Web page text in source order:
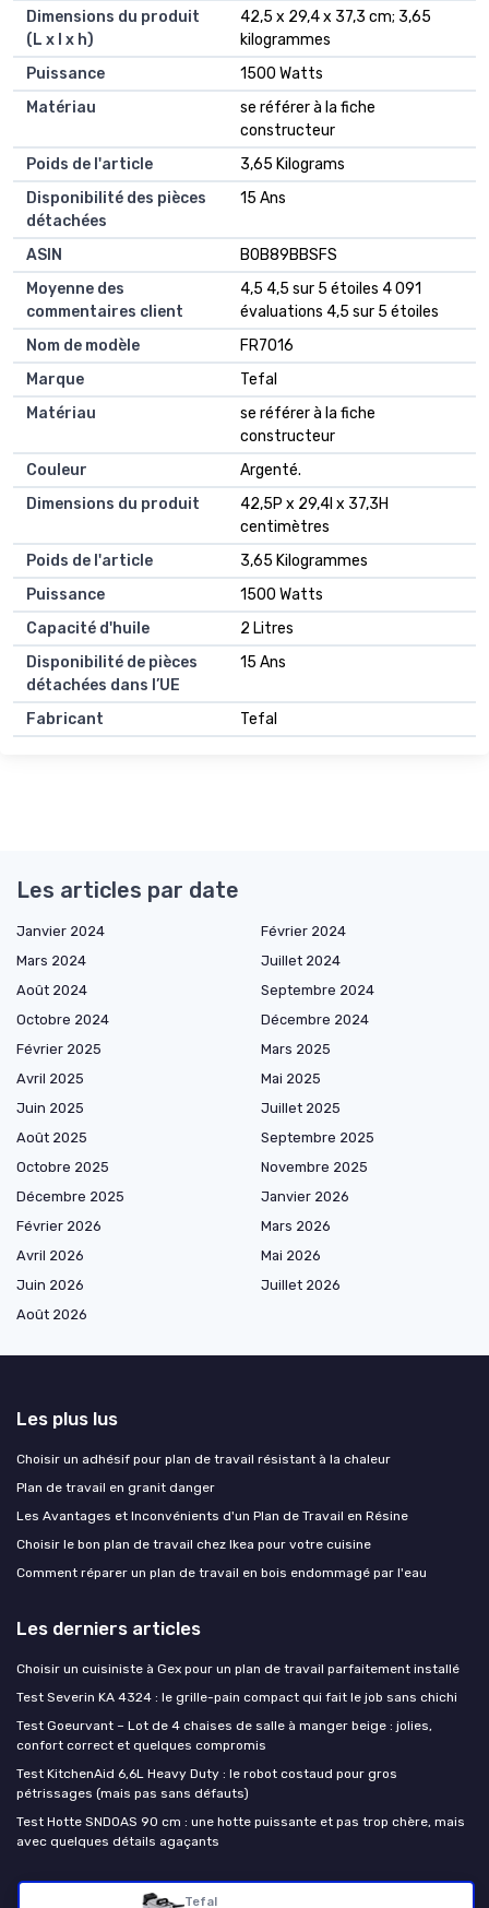
Dimensions du produit
(L x l x h)
‎42,5 x 29,4 x 37,3 cm; 3,65
kilogrammes
Puissance
‎1500 Watts
Matériau
‎se référer à la fiche
constructeur
Poids de l'article
‎3,65 Kilograms
Disponibilité des pièces
détachées
‎15 Ans
ASIN
B0B89BBSFS
Moyenne des
commentaires client
4,5 4,5 sur 5 étoiles 4 091
évaluations 4,5 sur 5 étoiles
Nom de modèle
FR7016
Marque
Tefal
Matériau
se référer à la fiche
constructeur
Couleur
Argenté.
Dimensions du produit
42,5P x 29,4l x 37,3H
centimètres
Poids de l'article
3,65 Kilogrammes
Puissance
1500 Watts
Capacité d'huile
2 Litres
Disponibilité de pièces
détachées dans l’UE
15 Ans
Fabricant Tefal
Tefal
Les articles par date
Janvier 2024
Février 2024
Mars 2024
Juillet 2024
Août 2024
Septembre 2024
Octobre 2024
Décembre 2024
Février 2025
Mars 2025
Avril 2025
Mai 2025
Juin 2025
Juillet 2025
Août 2025
Septembre 2025
Octobre 2025
Novembre 2025
Décembre 2025
Janvier 2026
Février 2026
Mars 2026
Avril 2026
Mai 2026
Juin 2026
Juillet 2026
Août 2026
Les plus lus
Choisir un adhésif pour plan de travail résistant à la chaleur
Plan de travail en granit danger
Les Avantages et Inconvénients d'un Plan de Travail en Résine
Choisir le bon plan de travail chez Ikea pour votre cuisine
Comment réparer un plan de travail en bois endommagé par l'eau
Les derniers articles
Choisir un cuisiniste à Gex pour un plan de travail parfaitement installé
Test Severin KA 4324 : le grille-pain compact qui fait le job sans chichi
Test Goeurvant – Lot de 4 chaises de salle à manger beige : jolies,
confort correct et quelques compromis
Test KitchenAid 6,6L Heavy Duty : le robot costaud pour gros
pétrissages (mais pas sans défauts)
Test Hotte SNDOAS 90 cm : une hotte puissante et pas trop chère, mais
avec quelques détails agaçants
Le plan de travail cuisine